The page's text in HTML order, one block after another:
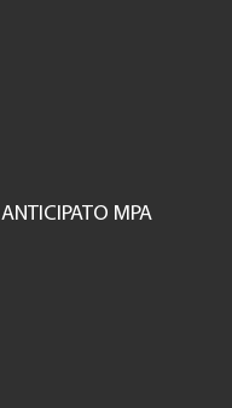
MODELLO DI PENSIONAMENTO ANTICIPATO MPA